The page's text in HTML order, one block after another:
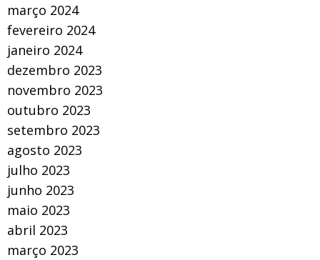
março 2024
fevereiro 2024
janeiro 2024
dezembro 2023
novembro 2023
outubro 2023
setembro 2023
agosto 2023
julho 2023
junho 2023
maio 2023
abril 2023
março 2023